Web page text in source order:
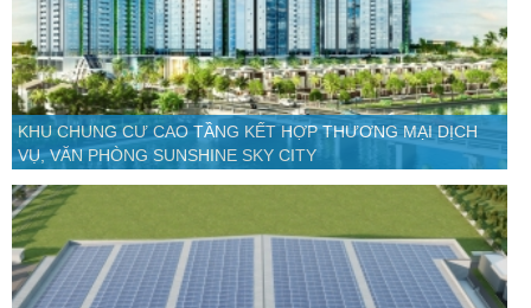
KHU CHUNG CƯ CAO TẦNG KẾT HỢP THƯƠNG MẠI DỊCH
VỤ, VĂN PHÒNG SUNSHINE SKY CITY